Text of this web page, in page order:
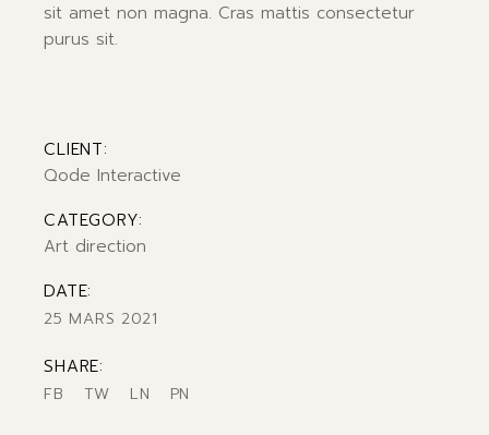
sit amet non magna. Cras mattis consectetur
purus sit.
CLIENT:
Qode Interactive
CATEGORY:
Art direction
DATE:
25 MARS 2021
SHARE:
FB TW LN PN